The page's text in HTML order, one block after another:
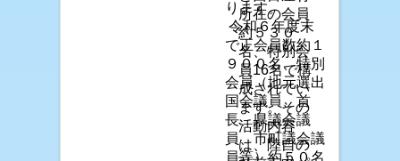
ります。
令和６年度末
で正会員数約１
９００名、特別
会員（地元選出
国会議員、首
長、県議会議
員、市町議会議
員等）約５０名
所在の会員
約５３０
名、特別会
員16名で構
成されてい
ます。その
活動内容
は、陸自の